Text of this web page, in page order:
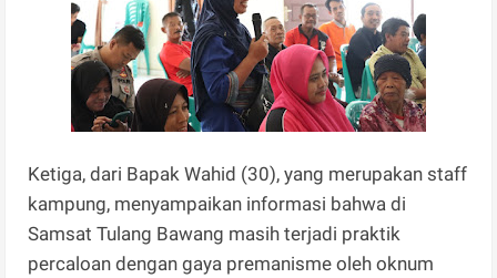
Ketiga, dari Bapak Wahid (30), yang merupakan staff
kampung, menyampaikan informasi bahwa di
Samsat Tulang Bawang masih terjadi praktik
percaloan dengan gaya premanisme oleh oknum